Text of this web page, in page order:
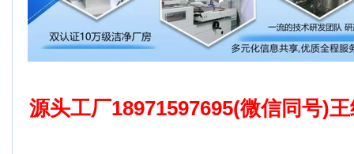
源头工厂18971597695(微信同号)